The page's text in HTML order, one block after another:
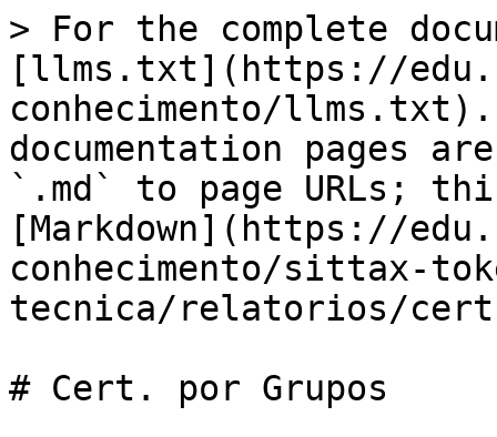
> For the complete
[llms.txt](https://
conhecimento/
documentation pages
`.md` to page URLs;
[Markdown](https://
conhecimento/sittax-
tecnica/relatorios/
# Cert. por Grupos